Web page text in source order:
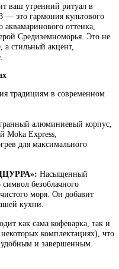
ваш утренний ритуал в
— это гармония культового
оттенка,
Средиземноморья. Это не
а стильный акцент,
традициям в современном
алюминиевый корпус,
Moka Express,
для максимального
Насыщенный
безоблачного
моря. Он добавит
кухни.
как сама кофеварка, так и
комплектациях), что
удобным и завершенным.